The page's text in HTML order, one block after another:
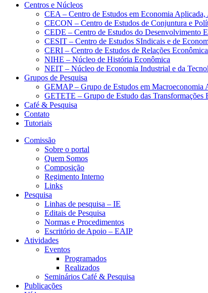
Centros e Núcleos
CEA – Centro de Estudos em Economia
CECON – Centro de Estudos de Conjuntura e
CEDE – Centro de Estudos do Desenvolvimento
CESIT – Centro de Estudos SIndicais e de
CERI – Centro de Estudos de Relações
NIHE – Núcleo de História Econômica
NEIT – Núcleo de Economia Industrial e da
Grupos de Pesquisa
GEMAP – Grupo de Estudos em Macroeconomia
GETETE – Grupo de Estudo das Transformações
Café & Pesquisa
Contato
Tutoriais
Comissão
Sobre o portal
Quem Somos
Composição
Regimento Interno
Links
Pesquisa
Linhas de pesquisa – IE
Editais de Pesquisa
Normas e Procedimentos
Escritório de Apoio – EAIP
Atividades
Eventos
Programados
Realizados
Seminários Café & Pesquisa
Publicações